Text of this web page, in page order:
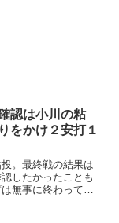
認は小川の粘
をかけ２安打１
。最終戦の結果は
したかったことも
無事に終わって良